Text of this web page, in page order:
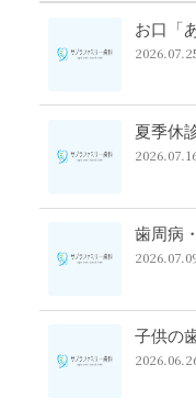
お口「
夏季休
歯周病
子供の